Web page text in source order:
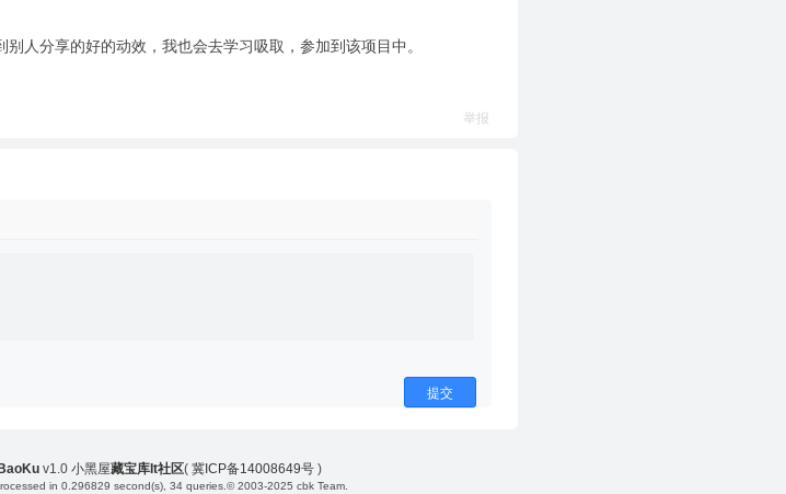
人分享的好的动效，我也会去学习吸取，参加到该项目中。
举报
提交
v1.0 小黑屋藏宝库It社区( 冀ICP备14008649号)
in 0.296829 second(s), 34 queries. © 2003-2025 cbk Team.